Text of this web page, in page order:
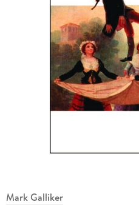
Mark Galliker